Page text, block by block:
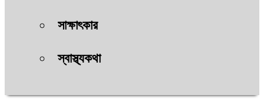
সাক্ষাৎকার
স্বাস্থ্যকথা